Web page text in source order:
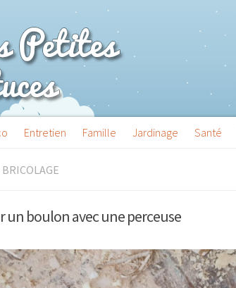
Entretien Famille Jardinage Santé
un boulon avec une perceuse